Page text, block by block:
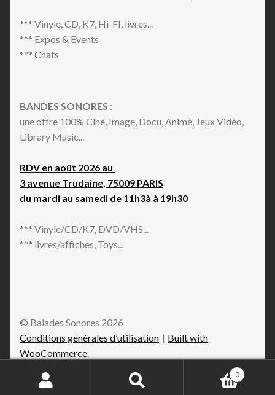
*** Vinyle, CD, K7, Hi-FI, livres...
*** Expos & Events
*** Chats
BANDES SONORES :
une offre 100% Ciné, Image, Docu, Animé, Jeux Vidéo,
Library Music...
RDV en août 2026 au
3 avenue Trudaine, 75009 PARIS
du mardi au samedi de 11h3à à 19h30
*** Vinyle/CD/K7, DVD/VHS...
*** livres/affiches, Toys...
© Balades Sonores 2026
Conditions générales d’utilisation
Built with
WooCommerce
Recherche
Recherche
0